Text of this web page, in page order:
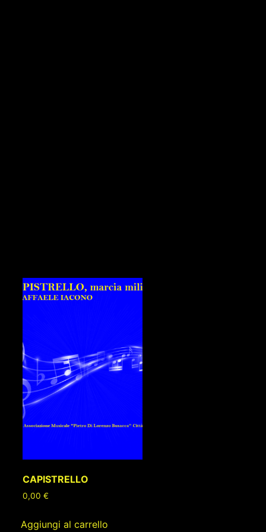
CAPISTRELLO
0,00€
Aggiungi al carrello